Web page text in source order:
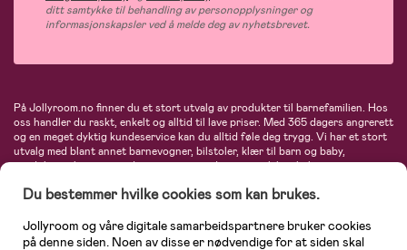
ditt samtykke til behandling av personopplysninger og
informasjonskapsler ved å melde deg av nyhetsbrevet.
På Jollyroom.no finner du et stort utvalg av produkter til barnefamilien. Hos
oss handler du raskt, enkelt og alltid til lave priser. Med 365 dagers angrerett
og en meget dyktig kundeservice kan du alltid føle deg trygg. Vi har et stort
utvalg med blant annet barnevogner, bilstoler, klær til barn og baby,
produkter til mor, mengder av inspirerende interiør, leker, babyustyr og mye
Maxi-Cosi, Baby Jogger, BabyBjörn, Didriksons, KidKraft, Ergobaby, Philips
største nettbutikk for barn og baby!
Du bestemmer hvilke cookies som kan brukes.
Jollyroom og våre digitale samarbeidspartnere bruker cookies
på denne siden. Noen av disse er nødvendige for at siden skal